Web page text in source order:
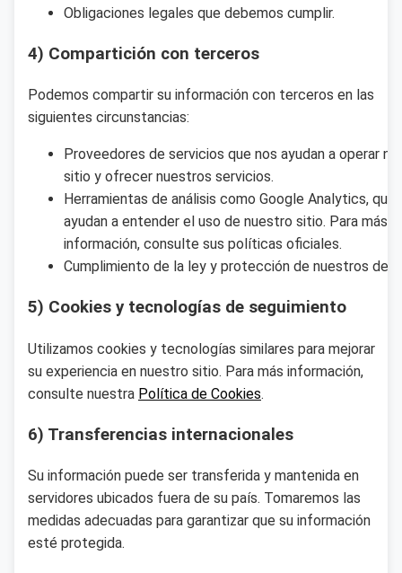
Obligaciones legales que debemos cumplir.
4) Compartición con terceros
Podemos compartir su información con terceros en las
siguientes circunstancias:
Proveedores de servicios que nos ayudan a operar
sitio y ofrecer nuestros servicios.
Herramientas de análisis como Google Analytics, que
ayudan a entender el uso de nuestro sitio. Para más
información, consulte sus políticas oficiales.
Cumplimiento de la ley y protección de nuestros
5) Cookies y tecnologías de seguimiento
Utilizamos cookies y tecnologías similares para mejorar
su experiencia en nuestro sitio. Para más información,
consulte nuestra Política de Cookies.
6) Transferencias internacionales
Su información puede ser transferida y mantenida en
servidores ubicados fuera de su país. Tomaremos las
medidas adecuadas para garantizar que su información
esté protegida.